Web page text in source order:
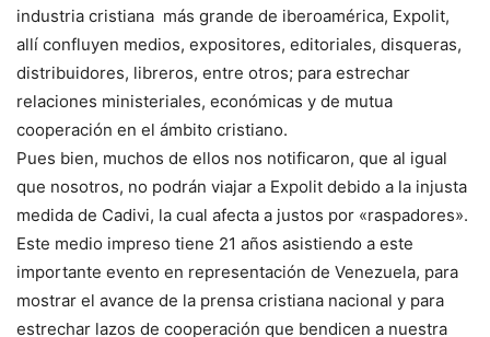
industria cristiana más grande de iberoamérica, Expolit,
allí confluyen medios, expositores, editoriales, disqueras,
distribuidores, libreros, entre otros; para estrechar
relaciones ministeriales, económicas y de mutua
cooperación en el ámbito cristiano.
Pues bien, muchos de ellos nos notificaron, que al igual
que nosotros, no podrán viajar a Expolit debido a la injusta
medida de Cadivi, la cual afecta a justos por «raspadores».
Este medio impreso tiene 21 años asistiendo a este
importante evento en representación de Venezuela, para
mostrar el avance de la prensa cristiana nacional y para
estrechar lazos de cooperación que bendicen a nuestra